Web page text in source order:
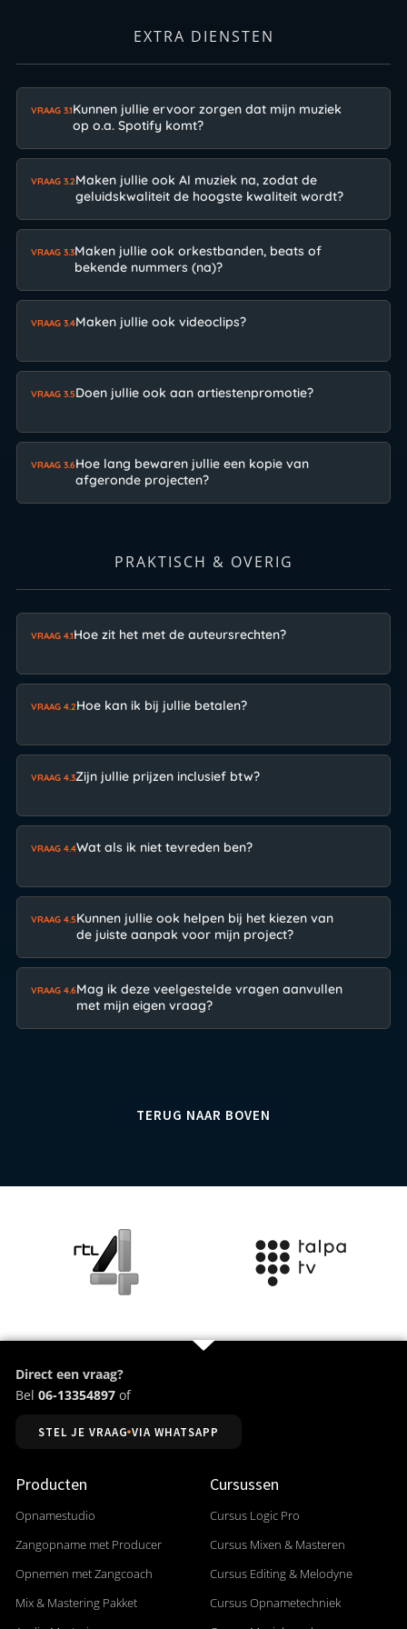
EXTRA DIENSTEN
VRAAG 3.1Kunnen jullie ervoor zorgen dat mijn muziek
op o.a. Spotify komt?
VRAAG 3.2Maken jullie ook AI muziek na, zodat de
geluidskwaliteit de hoogste kwaliteit wordt?
VRAAG 3.3Maken jullie ook orkestbanden, beats of
bekende nummers (na)?
VRAAG 3.4Maken jullie ook videoclips?
VRAAG 3.5Doen jullie ook aan artiestenpromotie?
VRAAG 3.6Hoe lang bewaren jullie een kopie van
afgeronde projecten?
PRAKTISCH & OVERIG
VRAAG 4.1Hoe zit het met de auteursrechten?
VRAAG 4.2Hoe kan ik bij jullie betalen?
VRAAG 4.3Zijn jullie prijzen inclusief btw?
VRAAG 4.4Wat als ik niet tevreden ben?
VRAAG 4.5Kunnen jullie ook helpen bij het kiezen van
de juiste aanpak voor mijn project?
VRAAG 4.6Mag ik deze veelgestelde vragen aanvullen
met mijn eigen vraag?
TERUG NAAR BOVEN
Direct een vraag?
Bel 06-13354897 of
STEL JE VRAAG VIA WHATSAPP
Producten
Opnamestudio
Zangopname met Producer
Opnemen met Zangcoach
Mix & Mastering Pakket
Cursussen
Cursus Logic Pro
Cursus Mixen & Masteren
Cursus Editing & Melodyne
Cursus Opnametechniek